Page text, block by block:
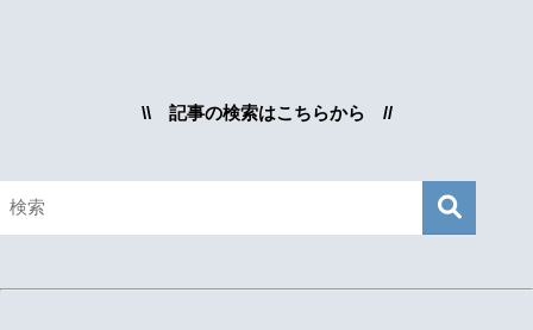
\\ 記事の検索はこちらから //